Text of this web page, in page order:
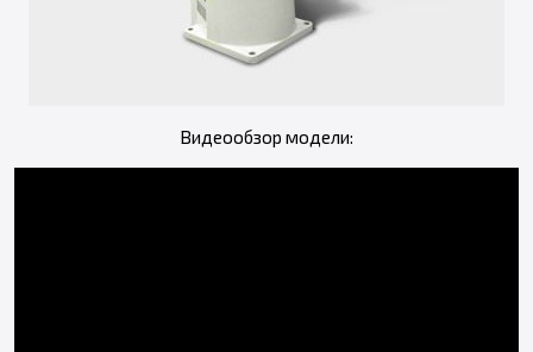
Видеообзор модели: